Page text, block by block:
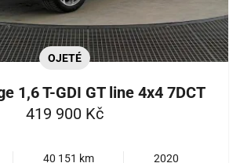
OJETÉ
1,6 T-GDI GT line 4x4 7DCT
419 900 Kč
40 151 km 2020